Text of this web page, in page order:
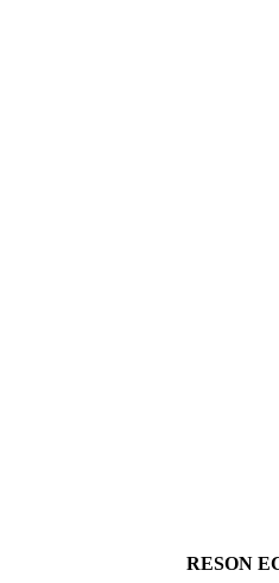
RESON